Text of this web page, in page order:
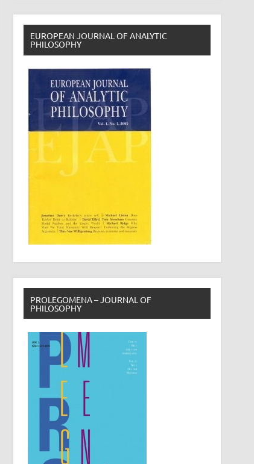
EUROPEAN JOURNAL OF ANALYTIC
PHILOSOPHY
PROLEGOMENA – JOURNAL OF
PHILOSOPHY